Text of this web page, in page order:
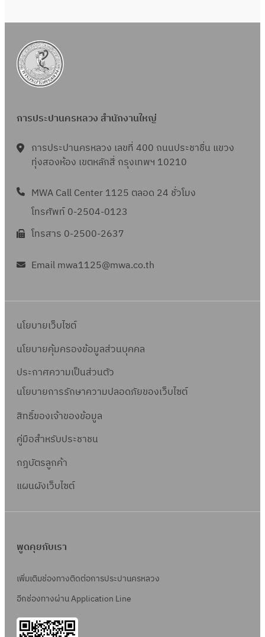
การประปานครหลวง สำนักงานใหญ่
การประปานครหลวง เลขที่ 400 ถนนประชาชื่น แขวง
ทุ่งสองห้อง เขตหลักสี่ กรุงเทพฯ 10210
MWA Call Center 1125 ตลอด 24 ชั่วโมง
โทรศัพท์ 0-2504-0123
โทรสาร 0-2500-2637
Email mwa1125@mwa.co.th
นโยบายเว็บไซต์
นโยบายคุ้มครองข้อมูลส่วนบุคคล
ประกาศความเป็นส่วนตัว
นโยบายการรักษาความปลอดภัยของเว็บไซต์
สิทธิ์ของเจ้าของข้อมูล
คู่มือสำหรับประชาชน
กฎบัตรลูกค้า
แผนผังเว็บไซต์
พูดคุยกับเรา
เพิ่มเติมช่องทางติดต่อการประปานครหลวง
อีกช่องทางผ่าน Application Line